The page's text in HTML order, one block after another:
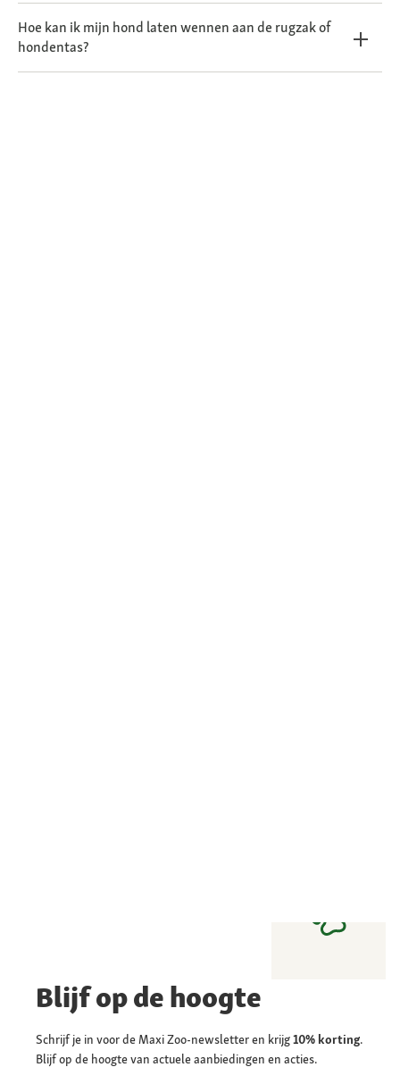
Hoe kan ik mijn hond laten wennen aan de rugzak of
hondentas?
Blijf op de hoogte
Schrijf je in voor de Maxi Zoo-newsletter en krijg10% korting.
Blijf op de hoogte van actuele aanbiedingen en acties.